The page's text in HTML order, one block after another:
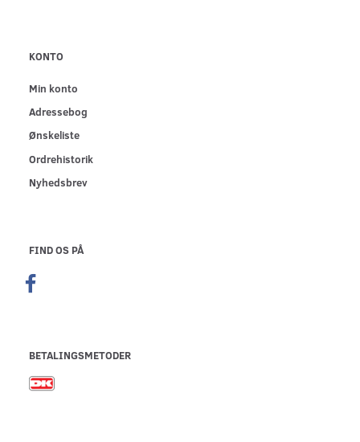
KONTO
Min konto
Adressebog
Ønskeliste
Ordrehistorik
Nyhedsbrev
FIND OS PÅ
BETALINGSMETODER